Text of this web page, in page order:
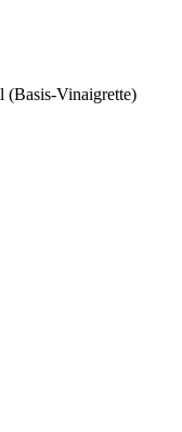
(Basis-Vinaigrette)